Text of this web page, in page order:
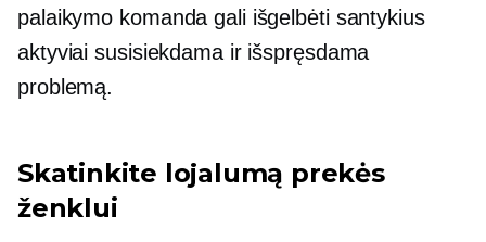
palaikymo komanda gali išgelbėti santykius
aktyviai susisiekdama ir išspręsdama
problemą.
Skatinkite lojalumą prekės
ženklui